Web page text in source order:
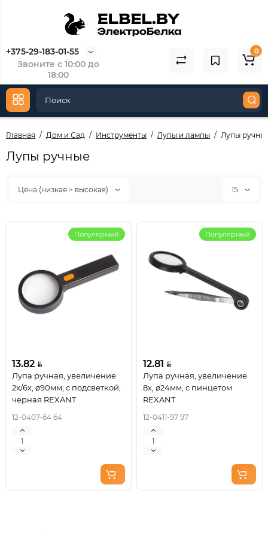
+375-29-183-01-55
Звоните с 10:00 до
18:00
0
Главная Дом и Сад Инструменты Лупы и лампы Лупы
Купить
Лупы ручные
Цена (низкая > высокая) 15
Популярный
13.82
Лупа ручная, увеличение
2х/6х, ø90мм, с подсветкой,
черная REXANT
12-0407-64 64
Популярный
12.81
Лупа ручная, увеличение
8х, ø24мм, с пинцетом
REXANT
12-0411-97 97